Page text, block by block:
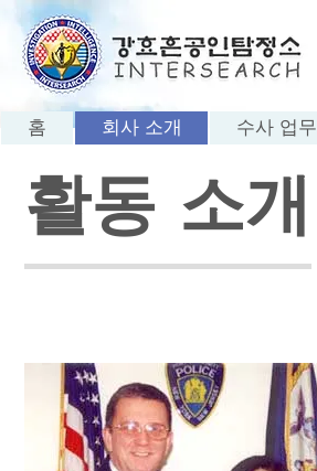
홈 회사 소개 수사 업무
활동 소개